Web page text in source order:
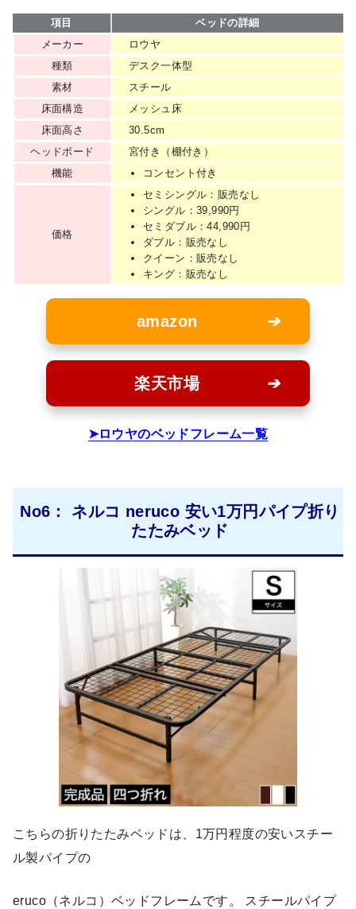
項目
ベッドの詳細
メーカー
ロウヤ
種類
デスク一体型
素材
スチール
床面構造
メッシュ床
床面高さ
30.5cm
ヘッドボード
宮付き（棚付き）
機能
コンセント付き
価格
セミシングル：販売なし
シングル：39,990円
セミダブル：44,990円
ダブル：販売なし
クイーン：販売なし
キング：販売なし
amazon
楽天市場
ロウヤのベッドフレーム一覧
No6： ネルコ neruco 安い1万円パイプ折り
たたみベッド
こちらの折りたたみベッドは、1万円程度の安いスチー
ル製パイプの
eruco（ネルコ）ベッドフレームです。 スチールパイプ